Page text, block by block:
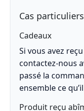
Cas particuliers
Cadeaux
Si vous avez
contactez-nous
passé la
ensemble ce
Produit reçu